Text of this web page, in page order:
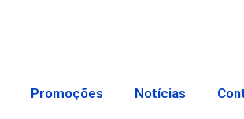
Promoções Notícias